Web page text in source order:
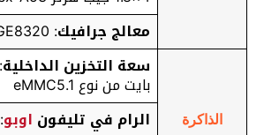
معالج جرافيك: PowerVR GE8320
الذاكرة
سعة التخزين الداخلية
بايت من نوعeMMC5.1
الرام في تليفون اوبو: 4 أو 6 جيجا بايت